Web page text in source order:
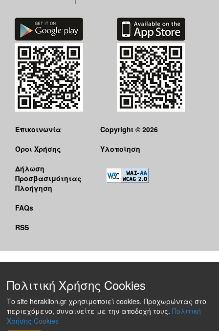
Επικοινωνία
Όροι Χρήσης
Δήλωση
Προσβασιμότητας
Πλοήγηση
FAQs
RSS
Copyright © 2026
Υλοποίηση
Πολιτική Χρήσης Cookies
Το site heraklion.gr χρησιμοποιεί cookies. Προχωρώντας στο
περιεχόμενο, συναινείτε με την αποδοχή τους. Πολιτική
Χρήσης Cookies